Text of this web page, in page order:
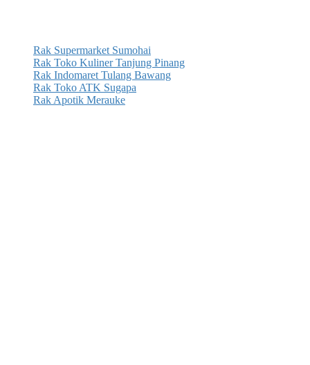
Rak Supermarket Sumohai
Rak Toko Kuliner Tanjung Pinang
Rak Indomaret Tulang Bawang
Rak Toko ATK Sugapa
Rak Apotik Merauke